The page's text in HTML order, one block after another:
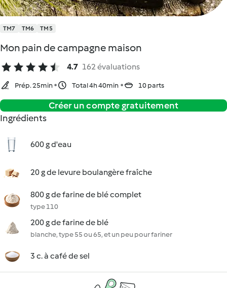
TM7 TM6 TM5
Mon pain de campagne maison
4.7 162 évaluations
Prép. 25min Total 4h 40min 10 parts
Créer un compte gratuitement
Ingrédients
600 g d'eau
20 g de levure boulangère fraîche
800 g de farine de blé complet
type 110
200 g de farine de blé
blanche, type 55 ou 65, et un peu pour fariner
3 c. à café de sel